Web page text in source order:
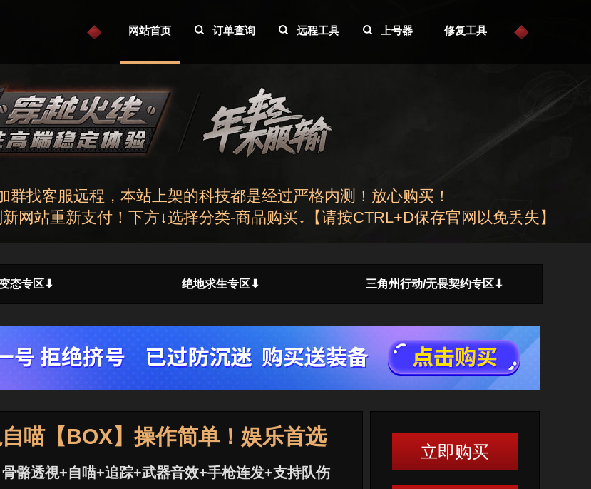
网站首页 订单查询 远程工具 上号器 修复工具
找客服远程，本站上架的科技都是经过严格内测！放心购买！
网站重新支付！下方↓选择分类-商品购买↓【请按CTRL+D保存官网以免丢失】
态专区⬇ 绝地求生专区⬇ 三角州行动/无畏契约专区⬇
立即购买
喵【BOX】操作简单！娱乐首选
骼透視+自喵+追踪+武器音效+手枪连发+支持队伤